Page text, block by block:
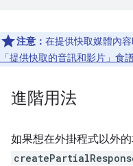
注意： 在提供快取媒體內
「提供快取的音訊和影片」食
進階用法
如果想在外掛程式以外